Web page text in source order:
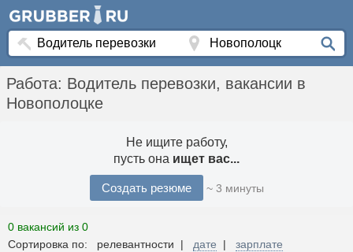
Работа: Водитель перевозки, вакансии в
Новополоцке
Не ищите работу,
пусть она ищет вас...
Создать резюме ~ 3 минуты
0 вакансий из 0
Сортировка по: релевантности | дате | зарплате